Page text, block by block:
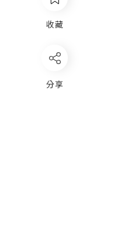
收藏
分享